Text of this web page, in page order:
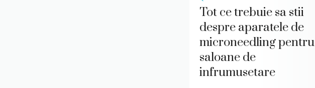
Tot ce trebuie sa stii
despre aparatele de
microneedling pentru
saloane de
infrumusetare